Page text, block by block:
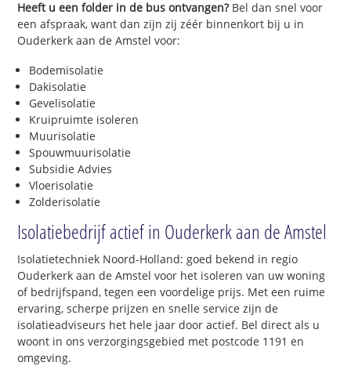
Heeft u een folder in de bus ontvangen?Bel dan snel voor
een afspraak, want dan zijn zij zéér binnenkort bij u in
Ouderkerk aan de Amstel voor:
Bodemisolatie
Dakisolatie
Gevelisolatie
Kruipruimte isoleren
Muurisolatie
Spouwmuurisolatie
Subsidie Advies
Vloerisolatie
Zolderisolatie
Isolatiebedrijf actief in Ouderkerk aan de Amstel
Isolatietechniek Noord-Holland: goed bekend in regio
Ouderkerk aan de Amstel voor het isoleren van uw woning
of bedrijfspand, tegen een voordelige prijs. Met een ruime
ervaring, scherpe prijzen en snelle service zijn de
isolatieadviseurs het hele jaar door actief. Bel direct als u
woont in ons verzorgingsgebied met postcode 1191 en
omgeving.